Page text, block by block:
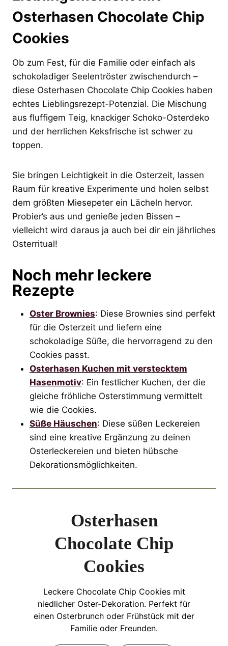
Osterhasen Chocolate Chip
Cookies
Ob zum Fest, für die Familie oder einfach als
schokoladiger Seelentröster zwischendurch –
diese Osterhasen Chocolate Chip Cookies haben
echtes Lieblingsrezept-Potenzial. Die Mischung
aus fluffigem Teig, knackiger Schoko-Osterdeko
und der herrlichen Keksfrische ist schwer zu
toppen.
Sie bringen Leichtigkeit in die Osterzeit, lassen
Raum für kreative Experimente und holen selbst
dem größten Miesepeter ein Lächeln hervor.
Probier’s aus und genieße jeden Bissen –
vielleicht wird daraus ja auch bei dir ein jährliches
Osterritual!
Noch mehr leckere
Rezepte
Oster Brownies: Diese Brownies sind perfekt
für die Osterzeit und liefern eine
schokoladige Süße, die hervorragend zu den
Cookies passt.
Osterhasen Kuchen mit verstecktem
Hasenmotiv: Ein festlicher Kuchen, der die
gleiche fröhliche Osterstimmung vermittelt
wie die Cookies.
Süße Häuschen: Diese süßen Leckereien
sind eine kreative Ergänzung zu deinen
Osterleckereien und bieten hübsche
Dekorationsmöglichkeiten.
Osterhasen
Chocolate Chip
Cookies
Leckere Chocolate Chip Cookies mit
niedlicher Oster-Dekoration. Perfekt für
einen Osterbrunch oder Frühstück mit der
Familie oder Freunden.